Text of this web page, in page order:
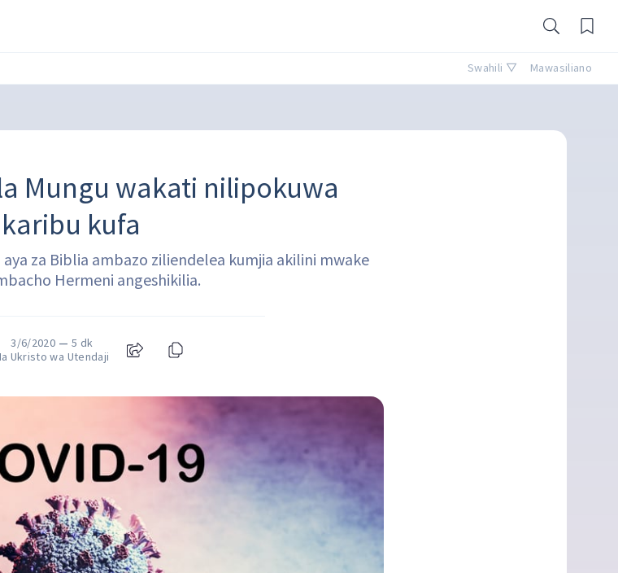
Swahili ▽ Mawasiliano
Mungu wakati nilipokuwa
karibu kufa
za Biblia ambazo ziliendelea kumjia akilini mwake
Hermeni angeshikilia.
3/6/2020 — 5 dk
Ukristo wa Utendaji